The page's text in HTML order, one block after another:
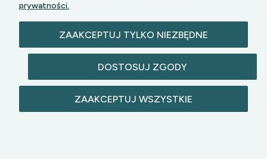
zastrzeżone.
prywatności.
ZAAKCEPTUJ TYLKO NIEZBĘDNE
DOSTOSUJ ZGODY
ZAAKCEPTUJ WSZYSTKIE